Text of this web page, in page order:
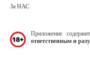
За НАС
Приложение
ответственным и